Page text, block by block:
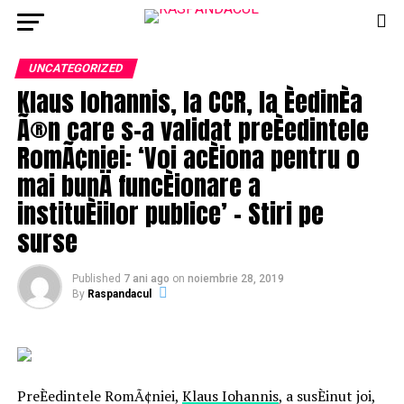
UNCATEGORIZED
Klaus Iohannis, la CCR, la ÈedinÈa
Ã®n care s-a validat preÈedintele
RomÃ¢niei: ‘Voi acÈiona pentru o
mai bunÄ funcÈionare a
instituÈiilor publice’ – Stiri pe
surse
Published 7 ani ago on noiembrie 28, 2019
By Raspandacul
PreÈedintele RomÃ¢niei, Klaus Iohannis, a susÈinut joi,